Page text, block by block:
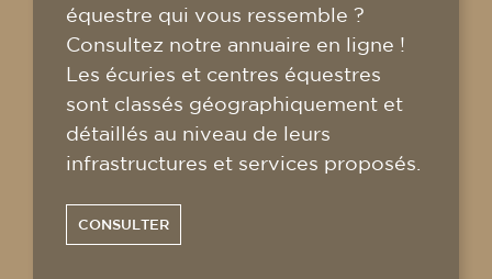
équestre qui vous ressemble ?
Consultez notre annuaire en ligne !
Les écuries et centres équestres
sont classés géographiquement et
détaillés au niveau de leurs
infrastructures et services proposés.
CONSULTER